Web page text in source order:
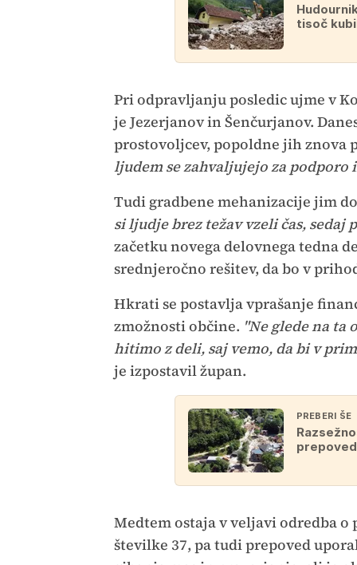
tisoč
Pri odpravljanju posledic ujme v
je Jezerjanov in Šenčurjanov.
prostovoljcev, popoldne jih znova
ljudem se zahvaljujejo za podporo
Tudi gradbene mehanizacije jim
si ljudje brez težav vzeli čas, sedaj
začetku novega delovnega tedna
srednjeročno rešitev, da bo v
Hkrati se postavlja vprašanje
zmožnosti občine. "Ne glede na ta
hitimo z deli, saj vemo, da bi v
je izpostavil župan.
PREBERI ŠE
Medtem ostaja v veljavi odredba
številke 37, pa tudi prepoved